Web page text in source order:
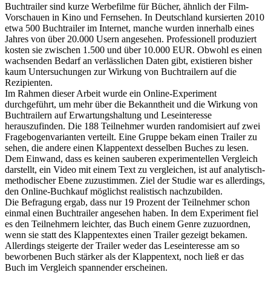
Buchtrailer sind kurze Werbefilme für Bücher, ähnlich der Film-
Vorschauen in Kino und Fernsehen. In Deutschland kursierten 2010
etwa 500 Buchtrailer im Internet, manche wurden innerhalb eines
Jahres von über 20.000 Usern angesehen. Professionell produziert
kosten sie zwischen 1.500 und über 10.000 EUR. Obwohl es einen
wachsenden Bedarf an verlässlichen Daten gibt, existieren bisher
kaum Untersuchungen zur Wirkung von Buchtrailern auf die
Rezipienten.
Im Rahmen dieser Arbeit wurde ein Online-Experiment
durchgeführt, um mehr über die Bekanntheit und die Wirkung von
Buchtrailern auf Erwartungshaltung und Leseinteresse
herauszufinden. Die 188 Teilnehmer wurden randomisiert auf zwei
Fragebogenvarianten verteilt. Eine Gruppe bekam einen Trailer zu
sehen, die andere einen Klappentext desselben Buches zu lesen.
Dem Einwand, dass es keinen sauberen experimentellen Vergleich
darstellt, ein Video mit einem Text zu vergleichen, ist auf analytisch-
methodischer Ebene zuzustimmen. Ziel der Studie war es allerdings,
den Online-Buchkauf möglichst realistisch nachzubilden.
Die Befragung ergab, dass nur 19 Prozent der Teilnehmer schon
einmal einen Buchtrailer angesehen haben. In dem Experiment fiel
es den Teilnehmern leichter, das Buch einem Genre zuzuordnen,
wenn sie statt des Klappentextes einen Trailer gezeigt bekamen.
Allerdings steigerte der Trailer weder das Leseinteresse am so
beworbenen Buch stärker als der Klappentext, noch ließ er das
Buch im Vergleich spannender erscheinen.